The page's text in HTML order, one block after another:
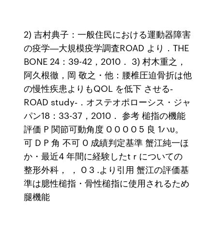
2) 吉村典子：一般住民における運動器障害
の疫学―大規模疫学調査ROAD より．THE
BONE 24：39-42，2010． 3) 村木重之，
阿久根徹，岡 敬之・他：腰椎圧迫骨折は他
の慢性疾患よりもQOL を低下 させる‐
ROAD study‐．オステオポローシス・ジャ
パン18：33-37，2010． 参考 槌指の機能
評価 P 関節可動角度 0 0 0 0 5 良 1ハυ。
可 D P 角 不可 0 成績判定基準 蟹江純一ほ
か・最近4 年間に経験したt r についての
整形外科， ， 0 3 .より引用 蟹江の評価基
準は臆性槌指・骨性槌指に使用されるため
腿機能